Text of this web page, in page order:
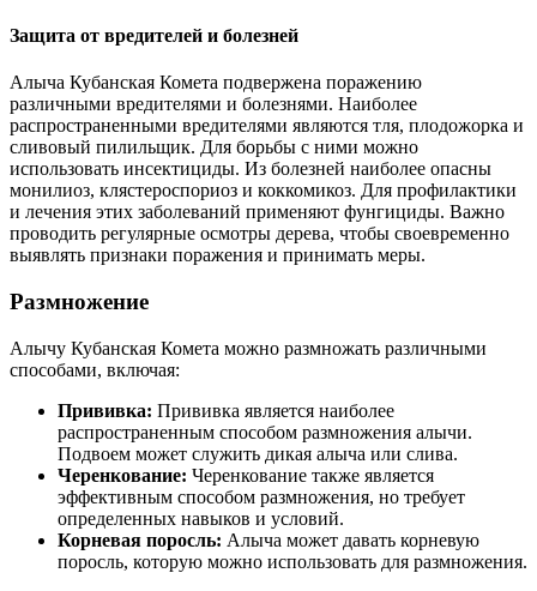
Защита от вредителей и болезней
Алыча Кубанская Комета подвержена поражению
различными вредителями и болезнями. Наиболее
распространенными вредителями являются тля, плодожорка и
сливовый пилильщик. Для борьбы с ними можно
использовать инсектициды. Из болезней наиболее опасны
монилиоз, клястероспориоз и коккомикоз. Для профилактики
и лечения этих заболеваний применяют фунгициды. Важно
проводить регулярные осмотры дерева, чтобы своевременно
выявлять признаки поражения и принимать меры.
Размножение
Алычу Кубанская Комета можно размножать различными
способами, включая:
Прививка: Прививка является наиболее
распространенным способом размножения алычи.
Подвоем может служить дикая алыча или слива.
Черенкование: Черенкование также является
эффективным способом размножения, но требует
определенных навыков и условий.
Корневая поросль: Алыча может давать корневую
поросль, которую можно использовать для размножения.